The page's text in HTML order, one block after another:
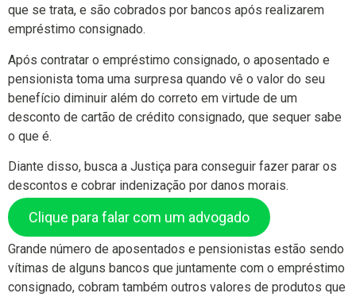
que se trata, e são cobrados por bancos após realizarem
empréstimo consignado.
Após contratar o empréstimo consignado, o aposentado e
pensionista toma uma surpresa quando vê o valor do seu
benefício diminuir além do correto em virtude de um
desconto de cartão de crédito consignado, que sequer sabe
o que é.
Diante disso, busca a Justiça para conseguir fazer parar os
descontos e cobrar indenização por danos morais.
Clique para falar com um advogado
Grande número de aposentados e pensionistas estão sendo
vítimas de alguns bancos que juntamente com o empréstimo
consignado, cobram também outros valores de produtos que